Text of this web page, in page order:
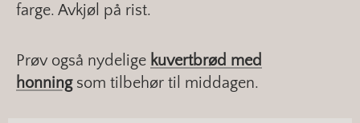
farge. Avkjøl på rist.
Prøv også nydelige kuvertbrød med
honningsom tilbehør til middagen.